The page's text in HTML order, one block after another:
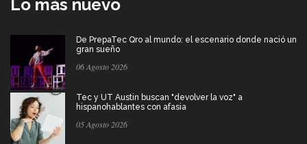
Lo más nuevo
De PrepaTec Qro al mundo: el escenario donde nació un
gran sueño
06 Agosto 2026
Tec y UT Austin buscan "devolver la voz" a
hispanohablantes con afasia
05 Agosto 2026